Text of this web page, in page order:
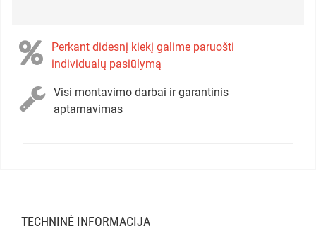
Perkant didesnį kiekį galime paruošti
individualų pasiūlymą
Visi montavimo darbai ir garantinis
aptarnavimas
TECHNINĖ INFORMACIJA